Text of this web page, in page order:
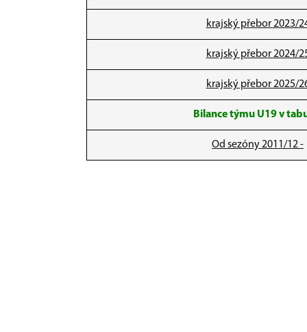
krajský přebor 2023/
krajský přebor 2024/
krajský přebor 2025/
Bilance týmu U19 v
Od sezóny 2011/12 -